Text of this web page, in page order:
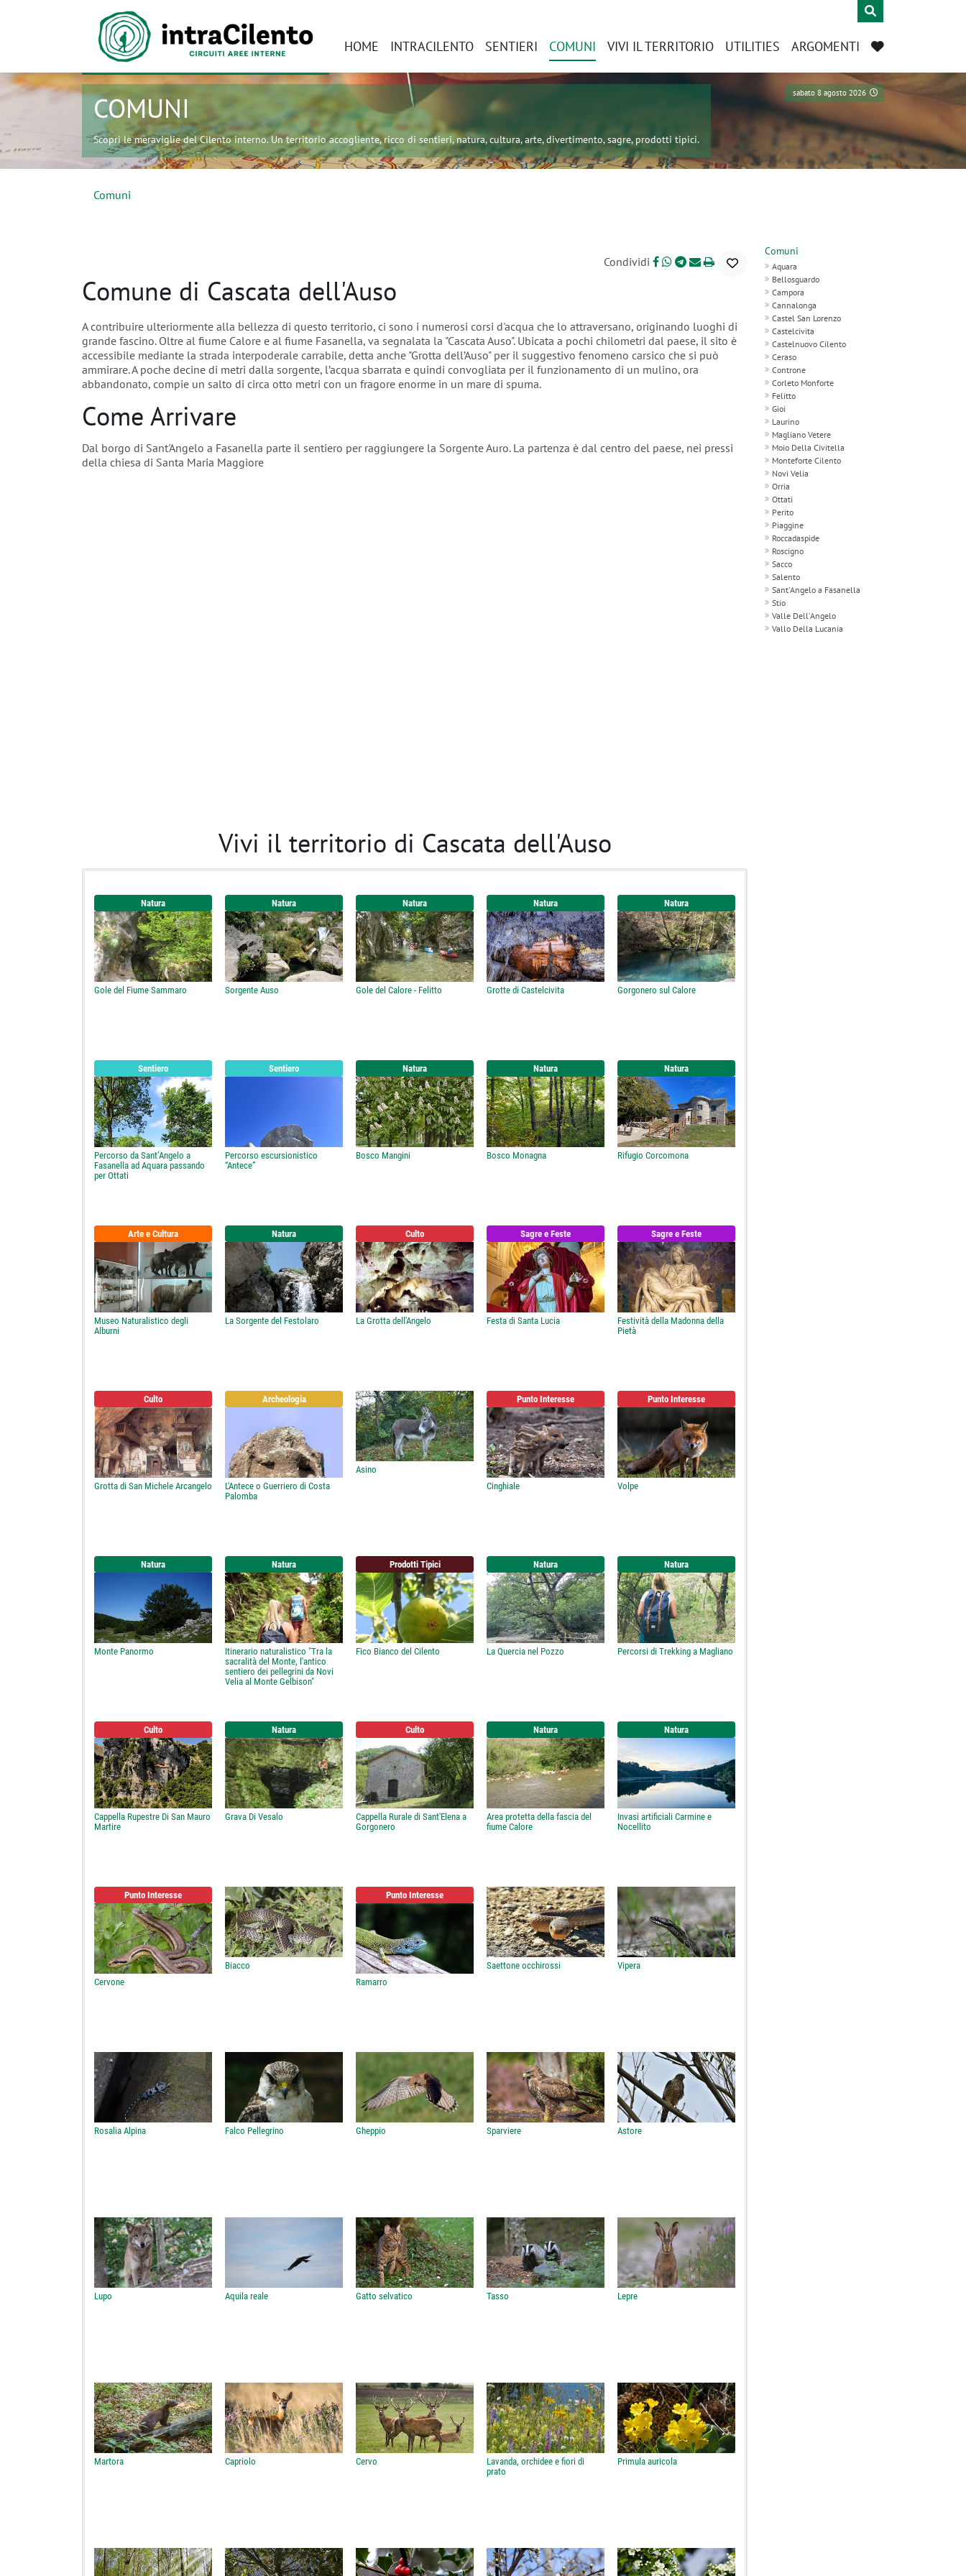
HOME INTRACILENTO SENTIERI COMUNI VIVI IL TERRITORIO UTILITIES ARGOMENTI
sabato 8 agosto 2026
COMUNI
Scopri le meraviglie del Cilento interno. Un territorio accogliente, ricco di sentieri, natura, cultura, arte, divertimento, sagre, prodotti tipici.
Comuni
Condividi
Comune di Cascata dell'Auso
A contribuire ulteriormente alla bellezza di questo territorio, ci sono i numerosi corsi d'acqua che lo attraversano, originando luoghi di
grande fascino. Oltre al fiume Calore e al fiume Fasanella, va segnalata la "Cascata Auso". Ubicata a pochi chilometri dal paese, il sito è
accessibile mediante la strada interpoderale carrabile, detta anche "Grotta dell’Auso" per il suggestivo fenomeno carsico che si può
ammirare. A poche decine di metri dalla sorgente, l’acqua sbarrata e quindi convogliata per il funzionamento di un mulino, ora
abbandonato, compie un salto di circa otto metri con un fragore enorme in un mare di spuma.
Come Arrivare
Dal borgo di Sant'Angelo a Fasanella parte il sentiero per raggiungere la Sorgente Auro. La partenza è dal centro del paese, nei pressi
della chiesa di Santa Maria Maggiore
Vivi il territorio di Cascata dell'Auso
Natura
Gole del Fiume Sammaro
Natura
Sorgente Auso
Natura
Gole del Calore - Felitto
Natura
Grotte di Castelcivita
Natura
Gorgonero sul Calore
Sentiero
Percorso da Sant’Angelo a
Fasanella ad Aquara passando
per Ottati
Sentiero
Percorso escursionistico
“Antece”
Natura
Bosco Mangini
Natura
Bosco Monagna
Natura
Rifugio Corcomona
Arte e Cultura
Museo Naturalistico degli
Alburni
Natura
La Sorgente del Festolaro
Culto
La Grotta dell'Angelo
Sagre e Feste
Festa di Santa Lucia
Sagre e Feste
Festività della Madonna della
Pietà
Culto
Grotta di San Michele Arcangelo
Archeologia
L'Antece o Guerriero di Costa
Palomba
Asino
Punto Interesse
Cinghiale
Punto Interesse
Volpe
Natura
Monte Panormo
Natura
Itinerario naturalistico "Tra la
sacralità del Monte, l'antico
sentiero dei pellegrini da Novi
Velia al Monte Gelbison"
Prodotti Tipici
Fico Bianco del Cilento
Natura
La Quercia nel Pozzo
Natura
Percorsi di Trekking a Magliano
Culto
Cappella Rupestre Di San Mauro
Martire
Natura
Grava Di Vesalo
Culto
Cappella Rurale di Sant'Elena a
Gorgonero
Natura
Area protetta della fascia del
fiume Calore
Natura
Invasi artificiali Carmine e
Nocellito
Punto Interesse
Cervone
Biacco
Punto Interesse
Ramarro
Saettone occhirossi Vipera
Rosalia Alpina Falco Pellegrino Gheppio Sparviere Astore
Lupo Aquila reale Gatto selvatico Tasso Lepre
Martora Capriolo Cervo
Lavanda, orchidee e fiori di
prato
Primula auricola
Comuni
Aquara
Bellosguardo
Campora
Cannalonga
Castel San Lorenzo
Castelcivita
Castelnuovo Cilento
Ceraso
Controne
Corleto Monforte
Felitto
Gioi
Laurino
Magliano Vetere
Moio Della Civitella
Monteforte Cilento
Novi Velia
Orria
Ottati
Perito
Piaggine
Roccadaspide
Roscigno
Sacco
Salento
Sant'Angelo a Fasanella
Stio
Valle Dell'Angelo
Vallo Della Lucania